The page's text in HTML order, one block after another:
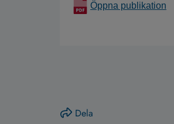
Öppna publikation
Dela